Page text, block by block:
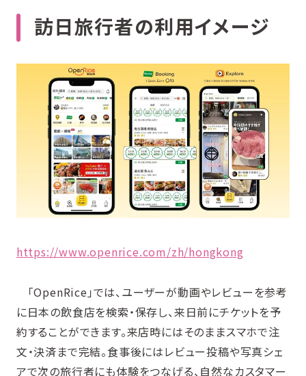
訪日旅行者の利用イメージ
https://www.openrice.com/zh/hongkong
「OpenRice」では、ユーザーが動画やレビューを参考
に日本の飲食店を検索・保存し、来日前にチケットを予
約することができます。来店時にはそのままスマホで注
文・決済まで完結。食事後にはレビュー投稿や写真シェ
アで次の旅行者にも体験をつなげる、自然なカスタマー